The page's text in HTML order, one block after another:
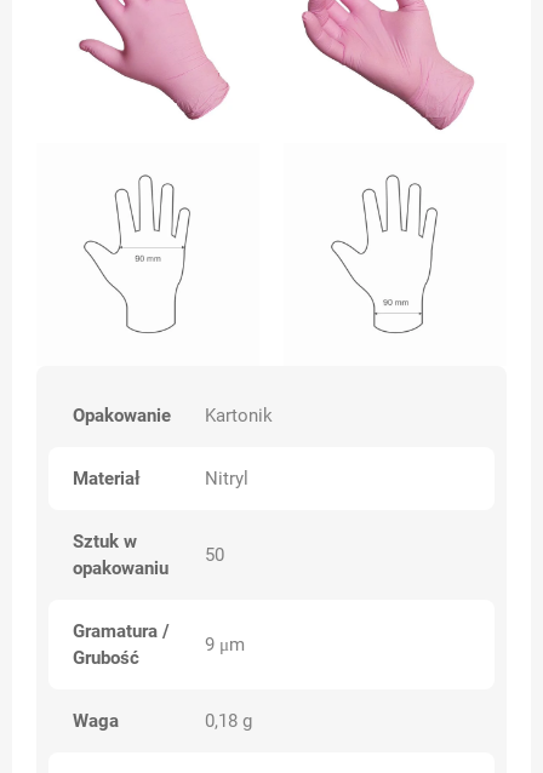
Opakowanie Kartonik
Materiał Nitryl
Sztuk w
opakowaniu
50
Gramatura /
Grubość
9 μm
Waga 0,18 g